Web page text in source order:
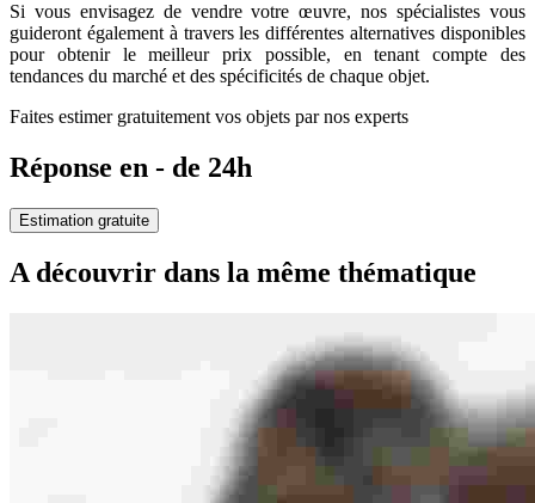
Si vous envisagez de vendre votre œuvre, nos spécialistes vous
guideront également à travers les différentes alternatives disponibles
pour obtenir le meilleur prix possible, en tenant compte des
tendances du marché et des spécificités de chaque objet.
Faites estimer gratuitement vos objets par nos experts
Réponse en - de 24h
Estimation gratuite
A découvrir dans la même thématique